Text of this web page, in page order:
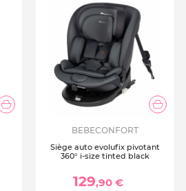
BEBECONFORT
Siège auto evolufix pivotant
360° i-size tinted black
129,90 €